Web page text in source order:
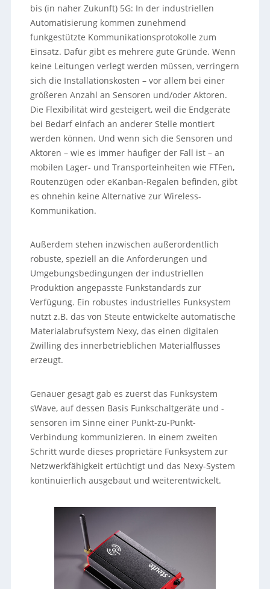
bis (in naher Zukunft) 5G: In der industriellen
Automatisierung kommen zunehmend
funkgestützte Kommunikationsprotokolle zum
Einsatz. Dafür gibt es mehrere gute Gründe. Wenn
keine Leitungen verlegt werden müssen, verringern
sich die Installationskosten – vor allem bei einer
größeren Anzahl an Sensoren und/oder Aktoren.
Die Flexibilität wird gesteigert, weil die Endgeräte
bei Bedarf einfach an anderer Stelle montiert
werden können. Und wenn sich die Sensoren und
Aktoren – wie es immer häufiger der Fall ist – an
mobilen Lager- und Transporteinheiten wie FTFen,
Routenzügen oder eKanban-Regalen befinden, gibt
es ohnehin keine Alternative zur Wireless-
Kommunikation.
Außerdem stehen inzwischen außerordentlich
robuste, speziell an die Anforderungen und
Umgebungsbedingungen der industriellen
Produktion angepasste Funkstandards zur
Verfügung. Ein robustes industrielles Funksystem
nutzt z.B. das von Steute entwickelte automatische
Materialabrufsystem Nexy, das einen digitalen
Zwilling des innerbetrieblichen Materialflusses
erzeugt.
Genauer gesagt gab es zuerst das Funksystem
sWave, auf dessen Basis Funkschaltgeräte und -
sensoren im Sinne einer Punkt-zu-Punkt-
Verbindung kommunizieren. In einem zweiten
Schritt wurde dieses proprietäre Funksystem zur
Netzwerkfähigkeit ertüchtigt und das Nexy-System
kontinuierlich ausgebaut und weiterentwickelt.